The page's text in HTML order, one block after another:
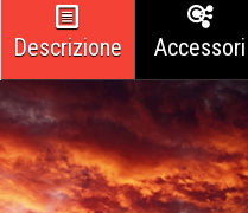
Descrizione Accessori